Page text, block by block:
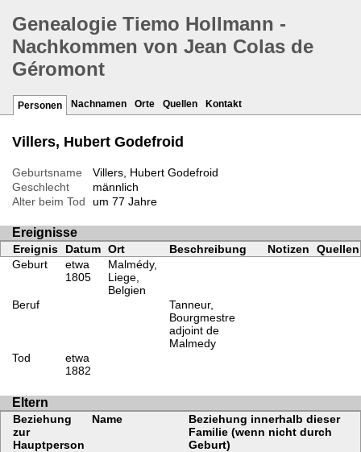
Genealogie Tiemo Hollmann -
Nachkommen von Jean Colas de
Géromont
Personen Nachnamen Orte Quellen Kontakt
Villers, Hubert Godefroid
Geburtsname
Villers, Hubert Godefroid
Geschlecht
männlich
Alter beim Tod
um 77 Jahre
Ereignisse
Ereignis Datum Ort Beschreibung Notizen
Quellen
Geburt
etwa
1805
Malmédy,
Liege,
Belgien
Beruf
Tanneur,
Bourgmestre
adjoint de
Malmedy
Tod
etwa
1882
Eltern
Beziehung
zur
Hauptperson
Name
Beziehung innerhalb dieser
Familie (wenn nicht durch
Geburt)